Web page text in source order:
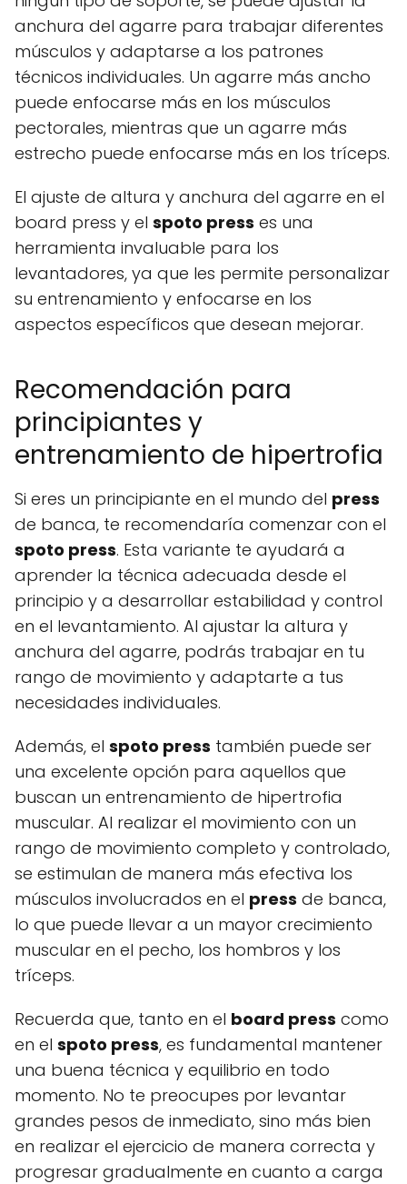
anchura del agarre para trabajar diferentes
músculos y adaptarse a los patrones
técnicos individuales. Un agarre más ancho
puede enfocarse más en los músculos
pectorales, mientras que un agarre más
estrecho puede enfocarse más en los tríceps.
El ajuste de altura y anchura del agarre en el
board press y el spoto press es una
herramienta invaluable para los
levantadores, ya que les permite personalizar
su entrenamiento y enfocarse en los
aspectos específicos que desean mejorar.
Recomendación para
principiantes y
entrenamiento de hipertrofia
Si eres un principiante en el mundo del press
de banca, te recomendaría comenzar con el
spoto press. Esta variante te ayudará a
aprender la técnica adecuada desde el
principio y a desarrollar estabilidad y control
en el levantamiento. Al ajustar la altura y
anchura del agarre, podrás trabajar en tu
rango de movimiento y adaptarte a tus
necesidades individuales.
Además, el spoto press también puede ser
una excelente opción para aquellos que
buscan un entrenamiento de hipertrofia
muscular. Al realizar el movimiento con un
rango de movimiento completo y controlado,
se estimulan de manera más efectiva los
músculos involucrados en el press de banca,
lo que puede llevar a un mayor crecimiento
muscular en el pecho, los hombros y los
tríceps.
Recuerda que, tanto en el board press como
en el spoto press, es fundamental mantener
una buena técnica y equilibrio en todo
momento. No te preocupes por levantar
grandes pesos de inmediato, sino más bien
en realizar el ejercicio de manera correcta y
progresar gradualmente en cuanto a carga